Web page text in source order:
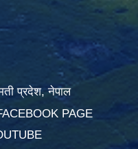
प्रदेश, नेपाल
PAGE